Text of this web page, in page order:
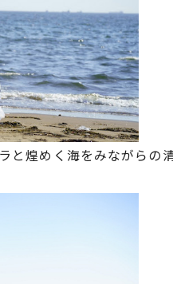
と煌めく海をみながらの